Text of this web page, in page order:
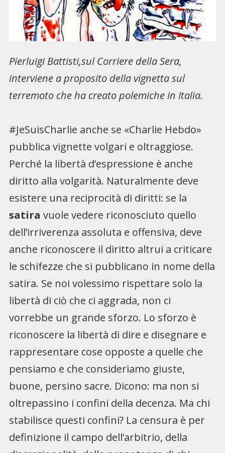
Pierluigi Battisti,sul Corriere della Sera,
interviene a proposito della vignetta sul
terremoto che ha creato polemiche in Italia.
#JeSuisCharlie anche se «Charlie Hebdo»
pubblica vignette volgari e oltraggiose.
Perché la libertà d’espressione è anche
diritto alla volgarità. Naturalmente deve
esistere una reciprocità di diritti: se la
satira vuole vedere riconosciuto quello
dell’irriverenza assoluta e offensiva, deve
anche riconoscere il diritto altrui a criticare
le schifezze che si pubblicano in nome della
satira. Se noi volessimo rispettare solo la
libertà di ciò che ci aggrada, non ci
vorrebbe un grande sforzo. Lo sforzo è
riconoscere la libertà di dire e disegnare e
rappresentare cose opposte a quelle che
pensiamo e che consideriamo giuste,
buone, persino sacre. Dicono: ma non si
oltrepassino i confini della decenza. Ma chi
stabilisce questi confini? La censura è per
definizione il campo dell’arbitrio, della